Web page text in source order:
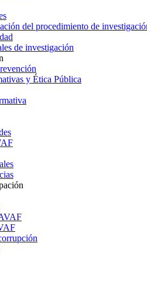
del procedimiento de
de investigación
y Ética Pública